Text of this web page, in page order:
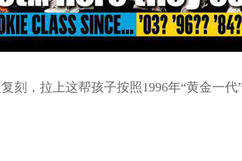
刻，拉上这帮孩子按照1996年“黄金一